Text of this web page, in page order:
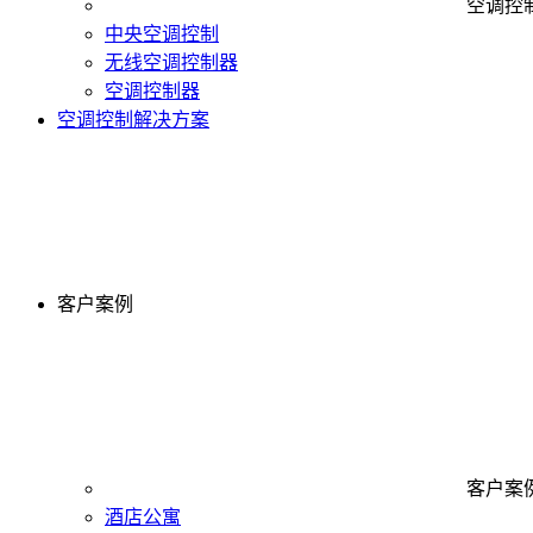
空调控
中央空调控制
无线空调控制器
空调控制器
空调控制解决方案
客户案例
客户案
酒店公寓